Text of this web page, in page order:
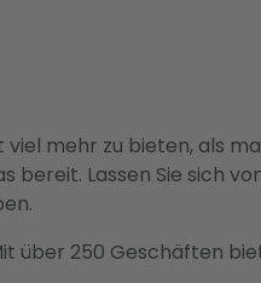
mehr zu bieten, als
bereit. Lassen Sie sich
über 250 Geschäften